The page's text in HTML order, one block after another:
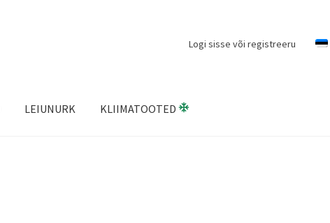
Logi sisse või registreeru
LEIUNURK KLIIMATOOTED